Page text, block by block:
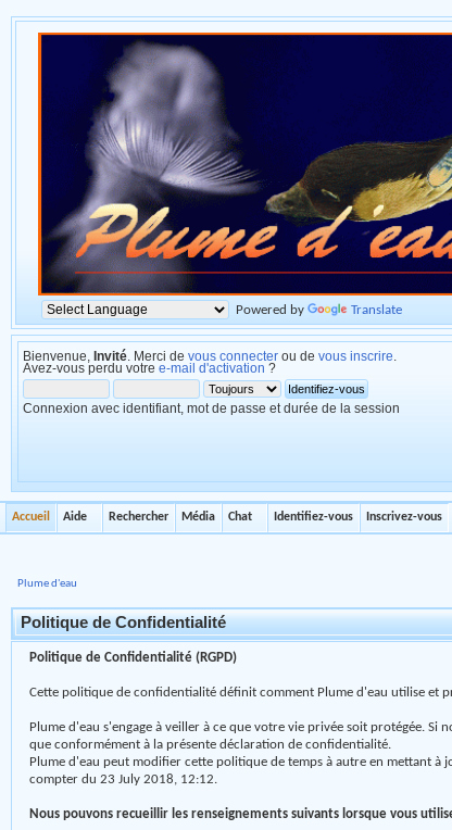
Powered by Translate
Bienvenue, Invité . Merci de vous connecter ou de vous inscrire
Avez-vous perdu votre e-mail d'activation ?
Connexion avec identifiant, mot de passe et durée de la session
Accueil Aide Rechercher Média Chat Identifiez-vous Inscrivez-vous
Plume d'eau
Politique de Confidentialité
Politique de Confidentialité (RGPD)
Cette politique de confidentialité définit comment Plume d'eau utilise et
Plume d'eau s'engage à veiller à ce que votre vie privée soit protégée.
que conformément à la présente déclaration de confidentialité.
Plume d'eau peut modifier cette politique de temps à autre en mettant à
compter du 23 July 2018, 12:12.
Nous pouvons recueillir les renseignements suivants lorsque vous